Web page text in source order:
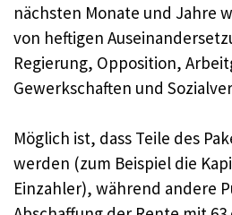
nächsten Monate und Jahre
von heftigen
Regierung, Opposition,
Gewerkschaften und
Möglich ist, dass Teile des
werden (zum Beispiel die
Einzahler), während andere